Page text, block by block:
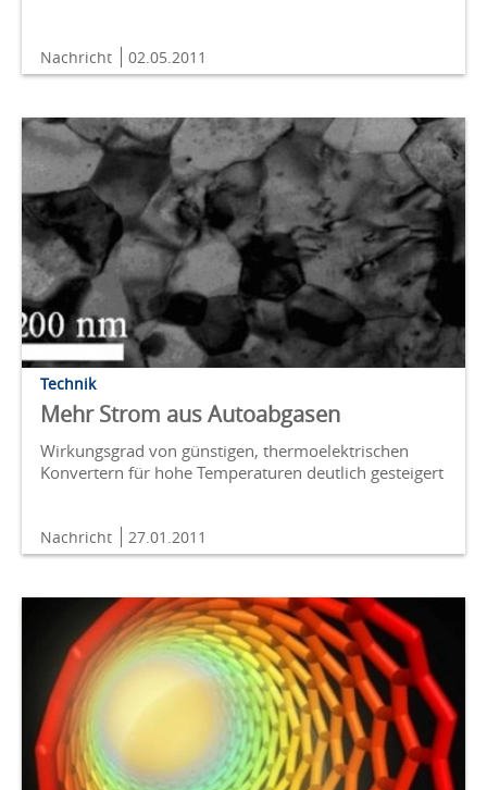
Nachricht 02.05.2011
Technik
Mehr Strom aus Autoabgasen
Wirkungsgrad von günstigen, thermoelektrischen
Konvertern für hohe Temperaturen deutlich gesteigert
Nachricht 27.01.2011